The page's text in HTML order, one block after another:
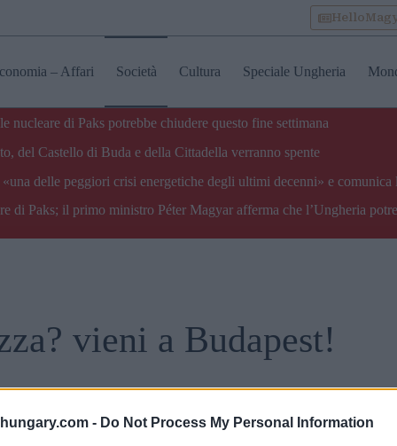
- Do Not Process My Personal Information
– Affari Società Cultura Speciale Ungheria
nucleare di Paks potrebbe chiudere questo fine settimana
del Castello di Buda e della Cittadella verranno spente
delle peggiori crisi energetiche degli ultimi decenni» e comunica
di Paks; il primo ministro Péter Magyar afferma che l’Ungheria
vieni a Budapest!